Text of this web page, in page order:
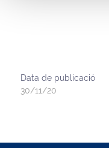
Data de publicació
30/11/20